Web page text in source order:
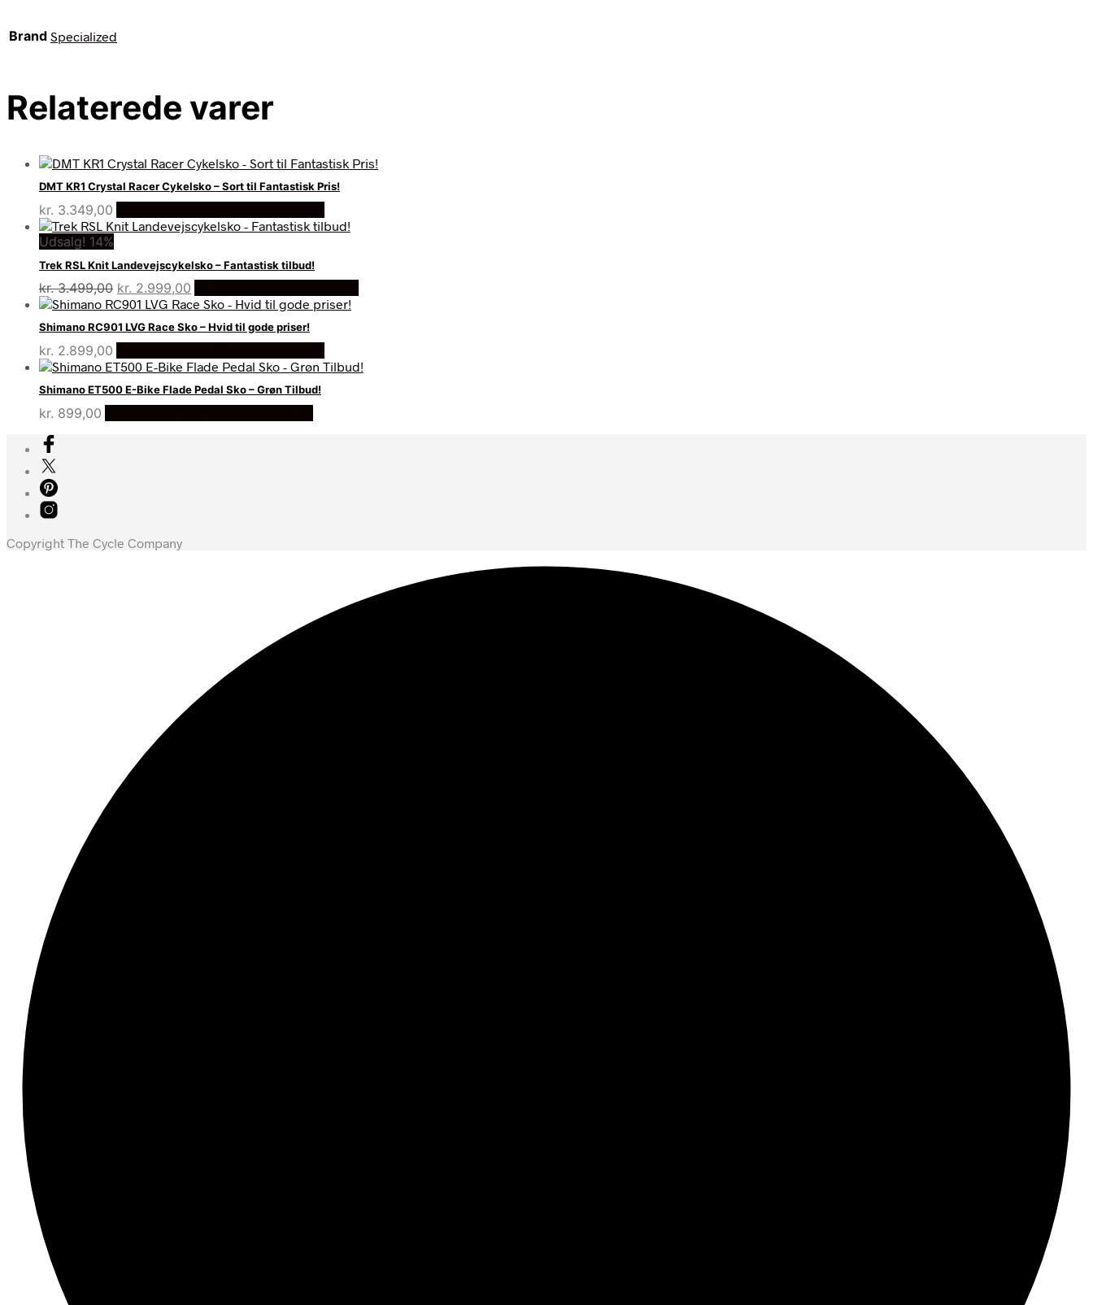
Brand Specialized
Relaterede varer
DMT KR1 Crystal Racer Cykelsko – Sort til Fantastisk Pris!
kr. 3.349,00
Udsalg! 14%
Trek RSL Knit Landevejscykelsko – Fantastisk tilbud!
kr.3.499,00 Den
oprindelige
pris
var:
kr. 2.999,00
aktuelle
pris
er:
Shimano RC901 LVG Race Sko – Hvid til gode priser!
kr. 2.899,00
Shimano ET500 E-Bike Flade Pedal Sko – Grøn Tilbud!
kr. 899,00
Copyright The Cycle Company